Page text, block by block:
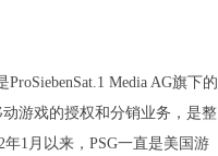
ProSiebenSat.1 Media AG旗下的
游戏的授权和分销业务，是整
1月以来，PSG一直是美国游